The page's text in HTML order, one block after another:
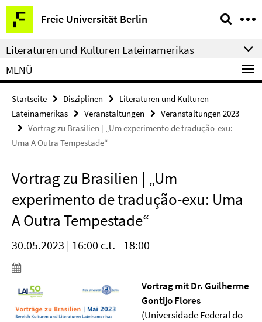
Springe
direkt
zu
Inhalt
Freie Universität Berlin
Service-
Navigation
Literaturen und Kulturen Lateinamerikas
MENÜ
Startseite Disziplinen
Literaturen und Kulturen
Lateinamerikas
Veranstaltungen
Veranstaltungen 2023
Vortrag zu Brasilien | „Um experimento de tradução-exu:
Uma A Outra Tempestade“
Vortrag zu Brasilien | „Um
experimento de tradução-exu: Uma
A Outra Tempestade“
30.05.2023 | 16:00 c.t. - 18:00
Vortrag mit Dr. Guilherme
Gontijo Flores
(Universidade Federal do